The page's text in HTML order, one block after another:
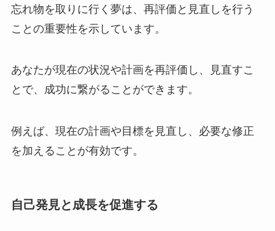
忘れ物を取りに行く夢は、再評価と見直しを行う
ことの重要性を示しています。
あなたが現在の状況や計画を再評価し、見直すこ
とで、成功に繋がることができます。
例えば、現在の計画や目標を見直し、必要な修正
を加えることが有効です。
自己発見と成長を促進する